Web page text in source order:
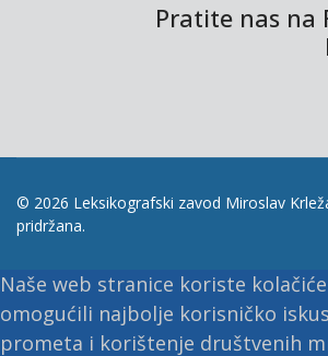
Pratite nas na
© 2026 Leksikografski zavod Miroslav
pridržana.
Naše web stranice koriste
omogućili najbolje korisničko
prometa i korištenje društvenih